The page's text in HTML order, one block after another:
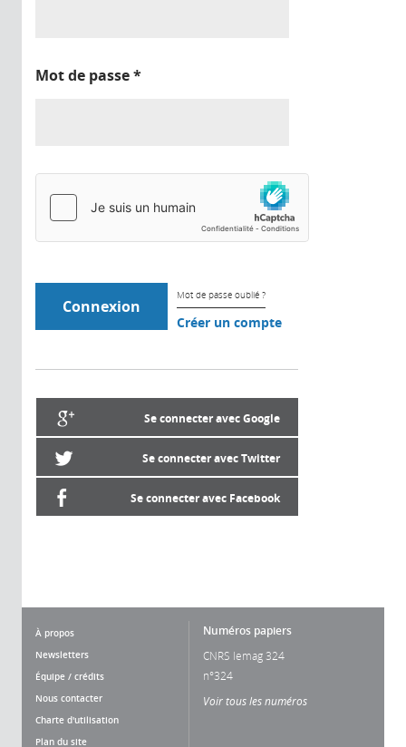
Mot de passe*
Mot de passe oublié ?
Créer un compte
Se connecter avec Google
Se connecter avec Twitter
Se connecter avec Facebook
À propos
Newsletters
Équipe / crédits
Nous contacter
Charte d'utilisation
Plan du site
Numéros papiers
CNRS lemag 324
n°324
Voir tous les numéros